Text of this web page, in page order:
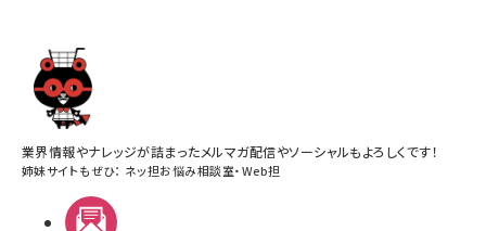
業界情報やナレッジが詰まったメルマガ配信やソーシャルもよろしくです！
姉妹サイトもぜひ： ネッ担お悩み相談室・Web担